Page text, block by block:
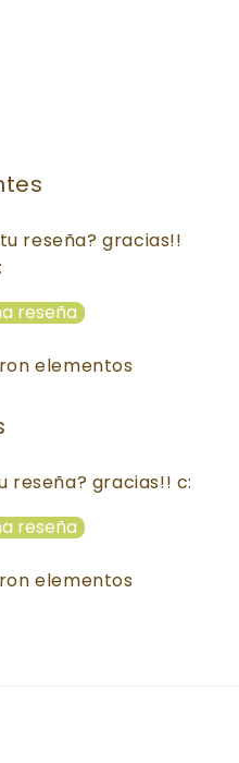
reseña? gracias!!
reseña
elementos
reseña? gracias!! c:
reseña
elementos